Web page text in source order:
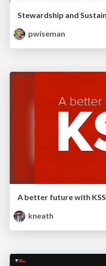
pwiseman
A better future with KSS
kneath